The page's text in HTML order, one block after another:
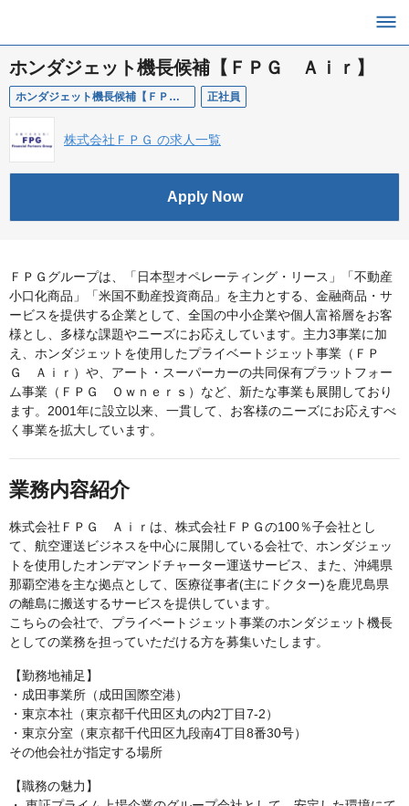
ホンダジェット機長候補【ＦＰＧ Ａｉｒ】
ホンダジェット機長候補【ＦＰＧ Ａｉｒ】 正社員
株式会社ＦＰＧ の求人一覧
Apply Now
ＦＰＧグループは、「日本型オペレーティング・リース」「不動産
小口化商品」「米国不動産投資商品」を主力とする、金融商品・サ
ービスを提供する企業として、全国の中小企業や個人富裕層をお客
様とし、多様な課題やニーズにお応えしています。主力3事業に加
え、ホンダジェットを使用したプライベートジェット事業（ＦＰ
Ｇ Ａｉｒ）や、アート・スーパーカーの共同保有プラットフォー
ム事業（ＦＰＧ Ｏｗｎｅｒｓ）など、新たな事業も展開しており
ます。2001年に設立以来、一貫して、お客様のニーズにお応えすべ
く事業を拡大しています。
業務内容紹介
株式会社ＦＰＧ Ａｉｒは、株式会社ＦＰＧの100％子会社とし
て、航空運送ビジネスを中心に展開している会社で、ホンダジェッ
トを使用したオンデマンドチャーター運送サービス、また、沖縄県
那覇空港を主な拠点として、医療従事者(主にドクター)を鹿児島県
の離島に搬送するサービスを提供しています。
こちらの会社で、プライベートジェット事業のホンダジェット機長
としての業務を担っていただける方を募集いたします。
【勤務地補足】
・成田事業所（成田国際空港）
・東京本社（東京都千代田区丸の内2丁目7-2）
・東京分室（東京都千代田区九段南4丁目8番30号）
その他会社が指定する場所
【職務の魅力】